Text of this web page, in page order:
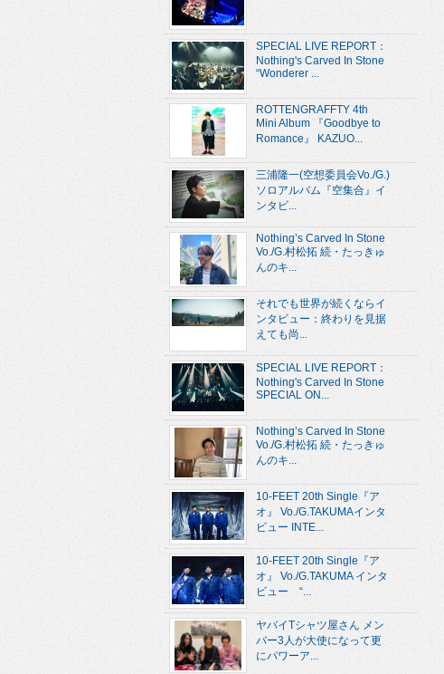
SPECIAL LIVE REPORT：
Nothing's Carved In Stone
“Wonderer ...
ROTTENGRAFFTY 4th
Mini Album 『Goodbye to
Romance』 KAZUO...
三浦隆一(空想委員会Vo./G.)
ソロアルバム『空集合』イ
ンタビ...
Nothing’s Carved In Stone
Vo./G.村松拓 続・たっきゅ
んのキ...
それでも世界が続くならイ
ンタビュー：終わりを見据
えても尚...
SPECIAL LIVE REPORT：
Nothing's Carved In Stone
SPECIAL ON...
Nothing’s Carved In Stone
Vo./G.村松拓 続・たっきゅ
んのキ...
10-FEET 20th Single『ア
オ』 Vo./G.TAKUMAインタ
ビュー INTE...
10-FEET 20th Single『ア
オ』 Vo./G.TAKUMA インタ
ビュー “...
ヤバイTシャツ屋さん メン
バー3人が大使になって更
にパワーア...